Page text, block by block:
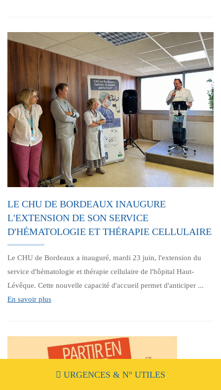
URGENCES & N° UTILES
LE CHU DE BORDEAUX INAUGURE
L'EXTENSION DE SON SERVICE
D'HÉMATOLOGIE ET THÉRAPIE CELLULAIRE
Le CHU de Bordeaux a inauguré, mardi 23 juin, l'extension du
service d'hématologie et thérapie cellulaire de l'hôpital Haut-
Lévêque. Cette nouvelle capacité d'accueil permet d'anticiper ...
En savoir plus